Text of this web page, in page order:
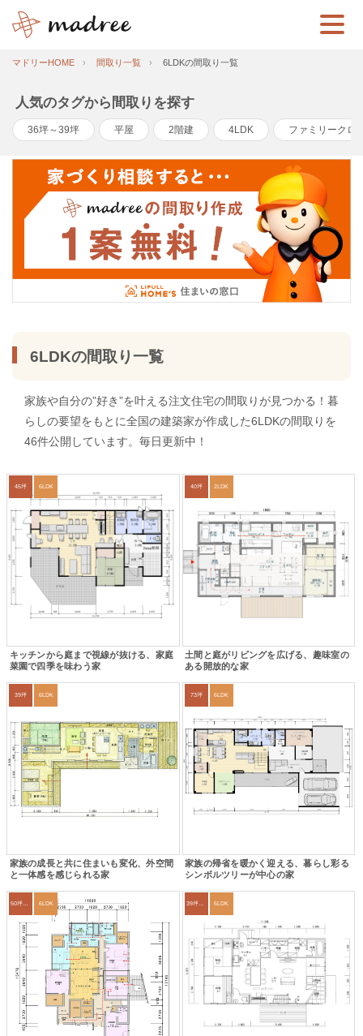
マドリーHOME 間取り一覧 6LDKの間取り一覧
人気のタグから間取りを探す
36坪～39坪 平屋 2階建 4LDK ファミリークロ
6LDKの間取り一覧
家族や自分の”好き”を叶える注文住宅の間取りが見つかる！暮
らしの要望をもとに全国の建築家が作成した6LDKの間取りを
46件公開しています。毎日更新中！
45坪 6LDK
キッチンから庭まで視線が抜ける、家庭
菜園で四季を味わう家
40坪 2LDK
土間と庭がリビングを広げる、趣味室の
ある開放的な家
39坪 6LDK
家族の成長と共に住まいも変化、外空間
と一体感を感じられる家
73坪 6LDK
家族の帰省を暖かく迎える、暮らし彩る
シンボルツリーが中心の家
6LDK 39坪～42坪 6LDK